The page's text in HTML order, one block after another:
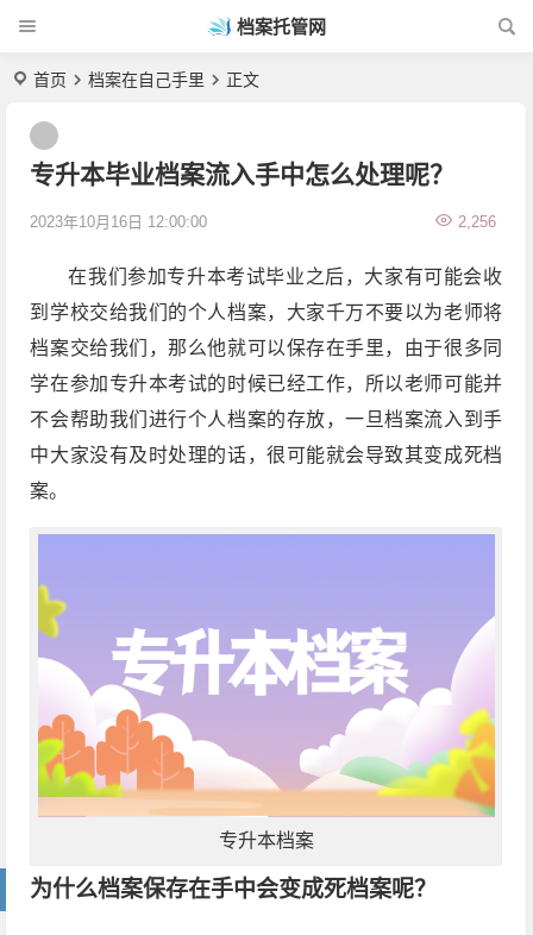
档案托管网
首页 档案在自己手里 正文
专升本毕业档案流入手中怎么处理呢？
2023年10月16日 12:00:00 2,256
在我们参加专升本考试毕业之后，大家有可能会收
到学校交给我们的个人档案，大家千万不要以为老师将
档案交给我们，那么他就可以保存在手里，由于很多同
学在参加专升本考试的时候已经工作，所以老师可能并
不会帮助我们进行个人档案的存放，一旦档案流入到手
中大家没有及时处理的话，很可能就会导致其变成死档
案。
专升本档案
为什么档案保存在手中会变成死档案呢？